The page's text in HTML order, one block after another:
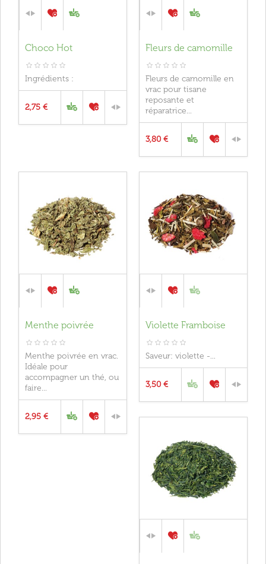
Choco Hot
Ingrédients :
2,75 €
Fleurs de camomille
Fleurs de camomille en
vrac pour tisane
reposante et
réparatrice...
3,80 €
Menthe poivrée
Menthe poivrée en vrac.
Idéale pour
accompagner un thé, ou
faire...
2,95 €
Violette Framboise
Saveur: violette -...
3,50 €